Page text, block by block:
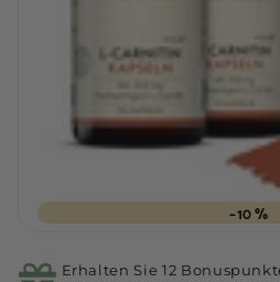
–10 %
Erhalten Sie 12